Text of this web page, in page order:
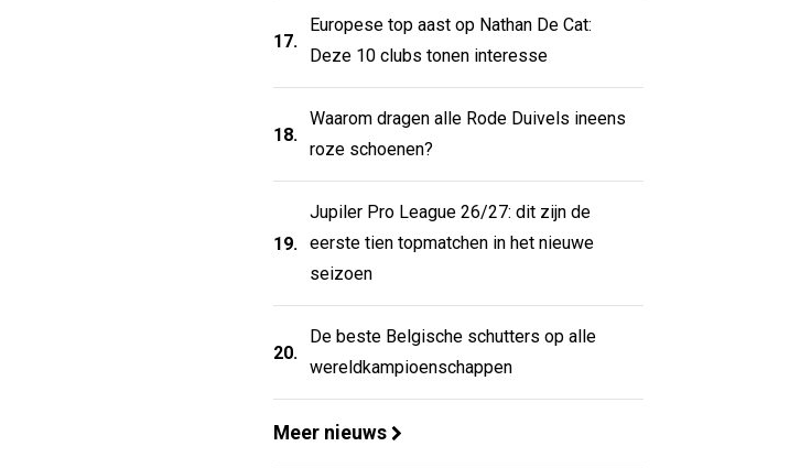
17.
Europese top aast op Nathan De Cat:
Deze 10 clubs tonen interesse
18.
Waarom dragen alle Rode Duivels ineens
roze schoenen?
19.
Jupiler Pro League 26/27: dit zijn de
eerste tien topmatchen in het nieuwe
seizoen
20.
De beste Belgische schutters op alle
wereldkampioenschappen
Meer nieuws